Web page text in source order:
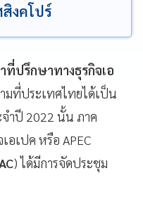
งคโปร์
ที่ปรึกษาทางธุรกิจเอ
มที่ประเทศไทยได้เป็น
จำปี 2022 นั้น ภาค
อเปค หรือ APEC
) ได้มีการจัดประชุม